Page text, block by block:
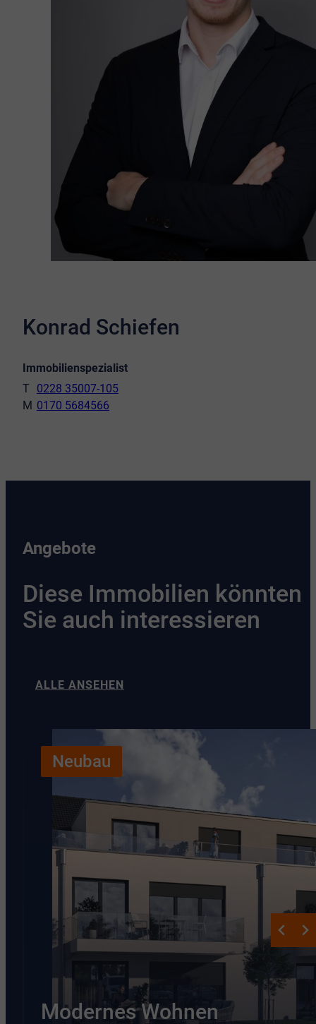
Konrad Schiefen
Immobilienspezialist
0228 35007-105
0170 5684566
Angebote
Diese Immobilien könnten
Sie auch interessieren
ALLE ANSEHEN
Neubau
Modernes Wohnen